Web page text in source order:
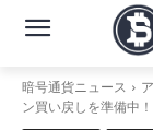
暗号通貨ニュース
ン買い戻しを準備中